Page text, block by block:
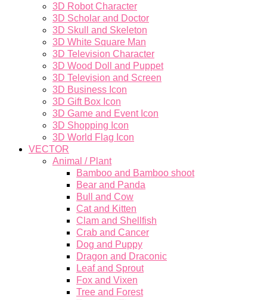
3D Robot Character
3D Scholar and Doctor
3D Skull and Skeleton
3D White Square Man
3D Television Character
3D Wood Doll and Puppet
3D Television and Screen
3D Business Icon
3D Gift Box Icon
3D Game and Event Icon
3D Shopping Icon
3D World Flag Icon
VECTOR
Animal / Plant
Bamboo and Bamboo shoot
Bear and Panda
Bull and Cow
Cat and Kitten
Clam and Shellfish
Crab and Cancer
Dog and Puppy
Dragon and Draconic
Leaf and Sprout
Fox and Vixen
Tree and Forest